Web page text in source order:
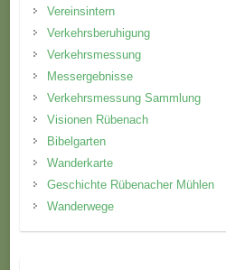
Vereinsintern
Verkehrsberuhigung
Verkehrsmessung
Messergebnisse
Verkehrsmessung Sammlung
Visionen Rübenach
Bibelgarten
Wanderkarte
Geschichte Rübenacher Mühlen
Wanderwege